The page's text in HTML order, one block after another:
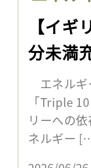
【イ
分未満
エネルギ
「Triple
リーへの
ネルギー